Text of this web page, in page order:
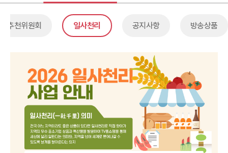
추천위원회 일사천리 공지사항 방송상품